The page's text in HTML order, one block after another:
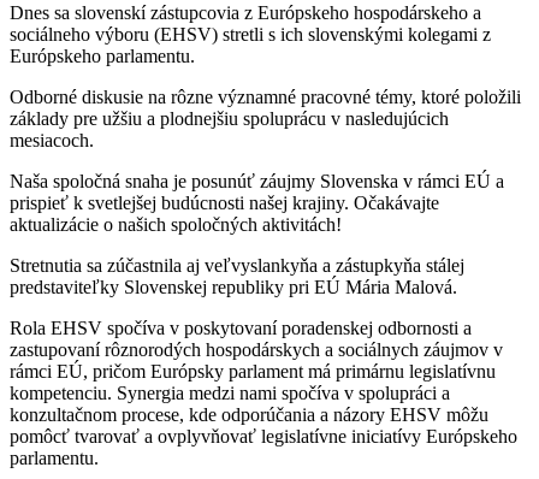
Dnes sa slovenskí zástupcovia z Európskeho hospodárskeho a
sociálneho výboru (EHSV) stretli s ich slovenskými kolegami z
Európskeho parlamentu.
Odborné diskusie na rôzne významné pracovné témy, ktoré položili
základy pre užšiu a plodnejšiu spoluprácu v nasledujúcich
mesiacoch.
Naša spoločná snaha je posunúť záujmy Slovenska v rámci EÚ a
prispieť k svetlejšej budúcnosti našej krajiny. Očakávajte
aktualizácie o našich spoločných aktivitách!
Stretnutia sa zúčastnila aj veľvyslankyňa a zástupkyňa stálej
predstaviteľky Slovenskej republiky pri EÚ Mária Malová.
Rola EHSV spočíva v poskytovaní poradenskej odbornosti a
zastupovaní rôznorodých hospodárskych a sociálnych záujmov v
rámci EÚ, pričom Európsky parlament má primárnu legislatívnu
kompetenciu. Synergia medzi nami spočíva v spolupráci a
konzultačnom procese, kde odporúčania a názory EHSV môžu
pomôcť tvarovať a ovplyvňovať legislatívne iniciatívy Európskeho
parlamentu.